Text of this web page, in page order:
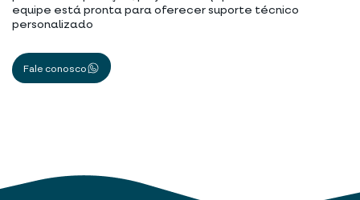
equipe está pronta para oferecer suporte técnico
personalizado
Fale conosco